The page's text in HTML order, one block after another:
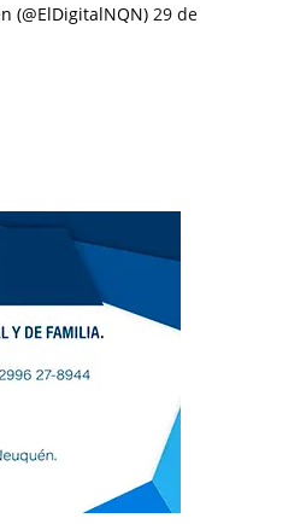
(@ElDigitalNQN) 29 de